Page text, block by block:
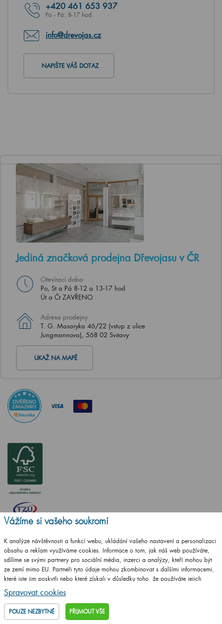
+420 461 653 937
Po - Pá: 8-17 hod.
info@drevojas.cz
NAPIŠTE VÁŠ DOTAZ
Jediná značková prodejna Dřevojasu v ČR
Otevírací doba
Po, St a Pá 8-12 a 13-17 hod
Út a Čt ZAVŘENO
Adresa prodejny
T. G. Masaryka 46/22 (vstup z ulice
Jungmannova), 568 02 Svitavy
UKAŽ NA MAPĚ
ČSN EN ISO
14001:2016
ČSN EN ISO
9001:2016
Vážíme si vašeho soukromí
K analýze návštěvnosti a funkcí webu, ukládání vašeho nastavení a personalizaci
obsahu a reklam využíváme cookies. Informace o tom, jak náš web používáte,
sdílíme se svými partnery pro sociální média, inzerci a analýzy, kteří mohou být
ze zemí mimo EU. Partneři tyto údaje mohou zkombinovat s dalšími informacemi,
které jste jim poskytli nebo které získali v důsledku toho, že používáte jejich
služby.
Podrobné informace
Spravovat cookies
POUZE NEZBYTNÉ PŘIJMOUT VŠE